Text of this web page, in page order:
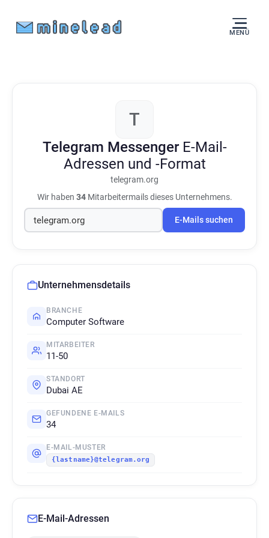
MENÜ
T
Telegram Messenger E-Mail-
Adressen und -Format
telegram.org
Wir haben 34Mitarbeitermails dieses Unternehmens.
E-Mails suchen
Unternehmensdetails
BRANCHE
Computer Software
MITARBEITER
11-50
STANDORT
Dubai AE
GEFUNDENE E-MAILS
34
E-MAIL-MUSTER
{lastname}@telegram.org
E-Mail-Adressen